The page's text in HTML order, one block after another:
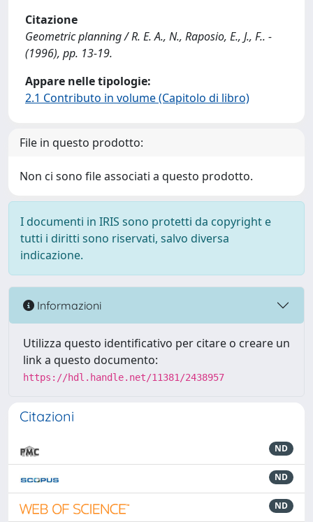
Citazione
Geometric planning / R. E. A., N., Raposio, E., J., F.. -
(1996), pp. 13-19.
Appare nelle tipologie:
2.1 Contributo in volume (Capitolo di libro)
File in questo prodotto:
Non ci sono file associati a questo prodotto.
I documenti in IRIS sono protetti da copyright e
tutti i diritti sono riservati, salvo diversa
indicazione.
Informazioni
Utilizza questo identificativo per citare o creare un
link a questo documento:
https://hdl.handle.net/11381/2438957
Citazioni
ND
ND
ND